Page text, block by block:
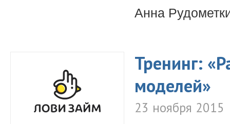
Анна
Тренинг:
моделей»
23 ноября 2015